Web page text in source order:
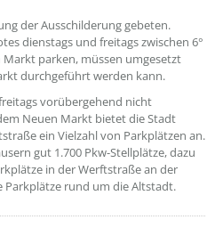
der Ausschilderung gebeten.
dienstags und freitags zwischen 6°
Markt parken, müssen umgesetzt
durchgeführt werden kann.
vorübergehend nicht
Neuen Markt bietet die Stadt
ein Vielzahl von Parkplätzen an.
gut 1.700 Pkw-Stellplätze, dazu
in der Werftstraße an der
Parkplätze rund um die Altstadt.